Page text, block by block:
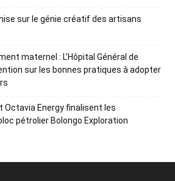
sur le génie créatif des artisans
maternel : L’Hôpital Général de
sur les bonnes pratiques à adopter
Octavia Energy finalisent les
pétrolier Bolongo Exploration